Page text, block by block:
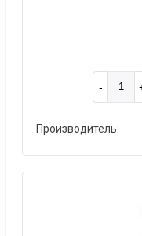
Производитель: